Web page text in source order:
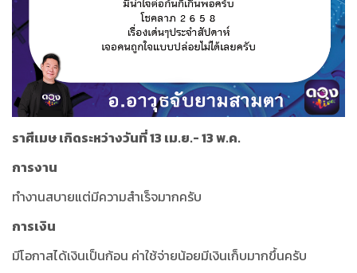
ราศีเมษ เกิดระหว่างวันที่ 13 เม.ย.- 13 พ.ค.
การงาน
ทำงานสบายแต่มีความสำเร็จมากครับ
การเงิน
มีโอกาสได้เงินเป็นก้อน ค่าใช้จ่ายน้อยมีเงินเก็บมากขึ้นครับ